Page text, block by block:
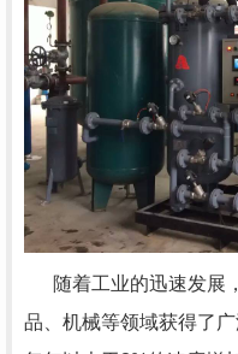
随着工业的迅速发展
品、机械等领域获得了